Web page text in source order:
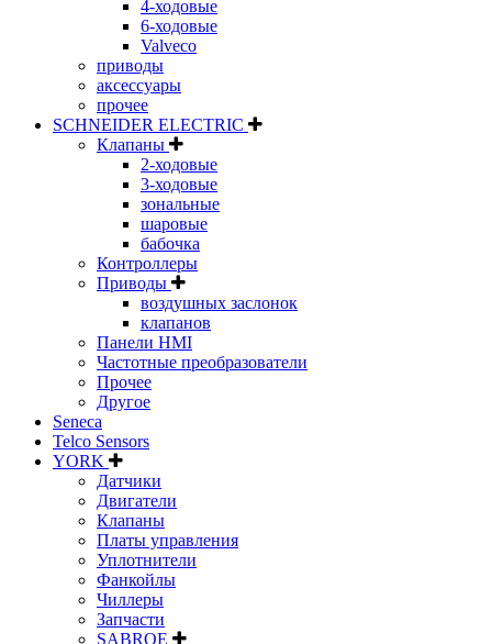
4-ходовые
6-ходовые
Valveco
приводы
аксессуары
прочее
SCHNEIDER ELECTRIC
Клапаны
2-ходовые
3-ходовые
зональные
шаровые
бабочка
Контроллеры
Приводы
воздушных заслонок
клапанов
Панели HMI
Частотные преобразователи
Прочее
Другое
Seneca
Telco Sensors
YORK
Датчики
Двигатели
Клапаны
Платы управления
Уплотнители
Фанкойлы
Чиллеры
Запчасти
SABROE